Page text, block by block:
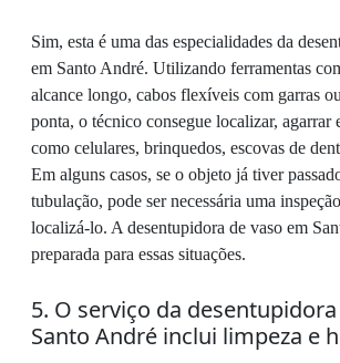
Sim, esta é uma das especialidades da
em Santo André. Utilizando ferramentas
alcance longo, cabos flexíveis com garras
ponta, o técnico consegue localizar, agarrar
como celulares, brinquedos, escovas de
Em alguns casos, se o objeto já tiver
tubulação, pode ser necessária uma
localizá-lo. A desentupidora de vaso em
preparada para essas situações.
5. O serviço da
Santo André inclui limpeza e